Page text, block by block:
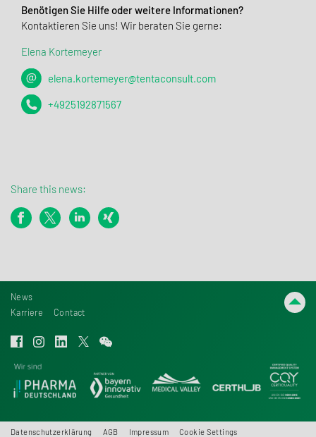
Benötigen Sie Hilfe oder weitere Informationen?
Kontaktieren Sie uns! Wir beraten Sie gerne:
Elena Kortemeyer
elena.kortemeyer@tentaconsult.com
+4925192871567
Share this news:
News
Karriere
Contact
Datenschutzerklärung AGB Impressum Cookie Settings